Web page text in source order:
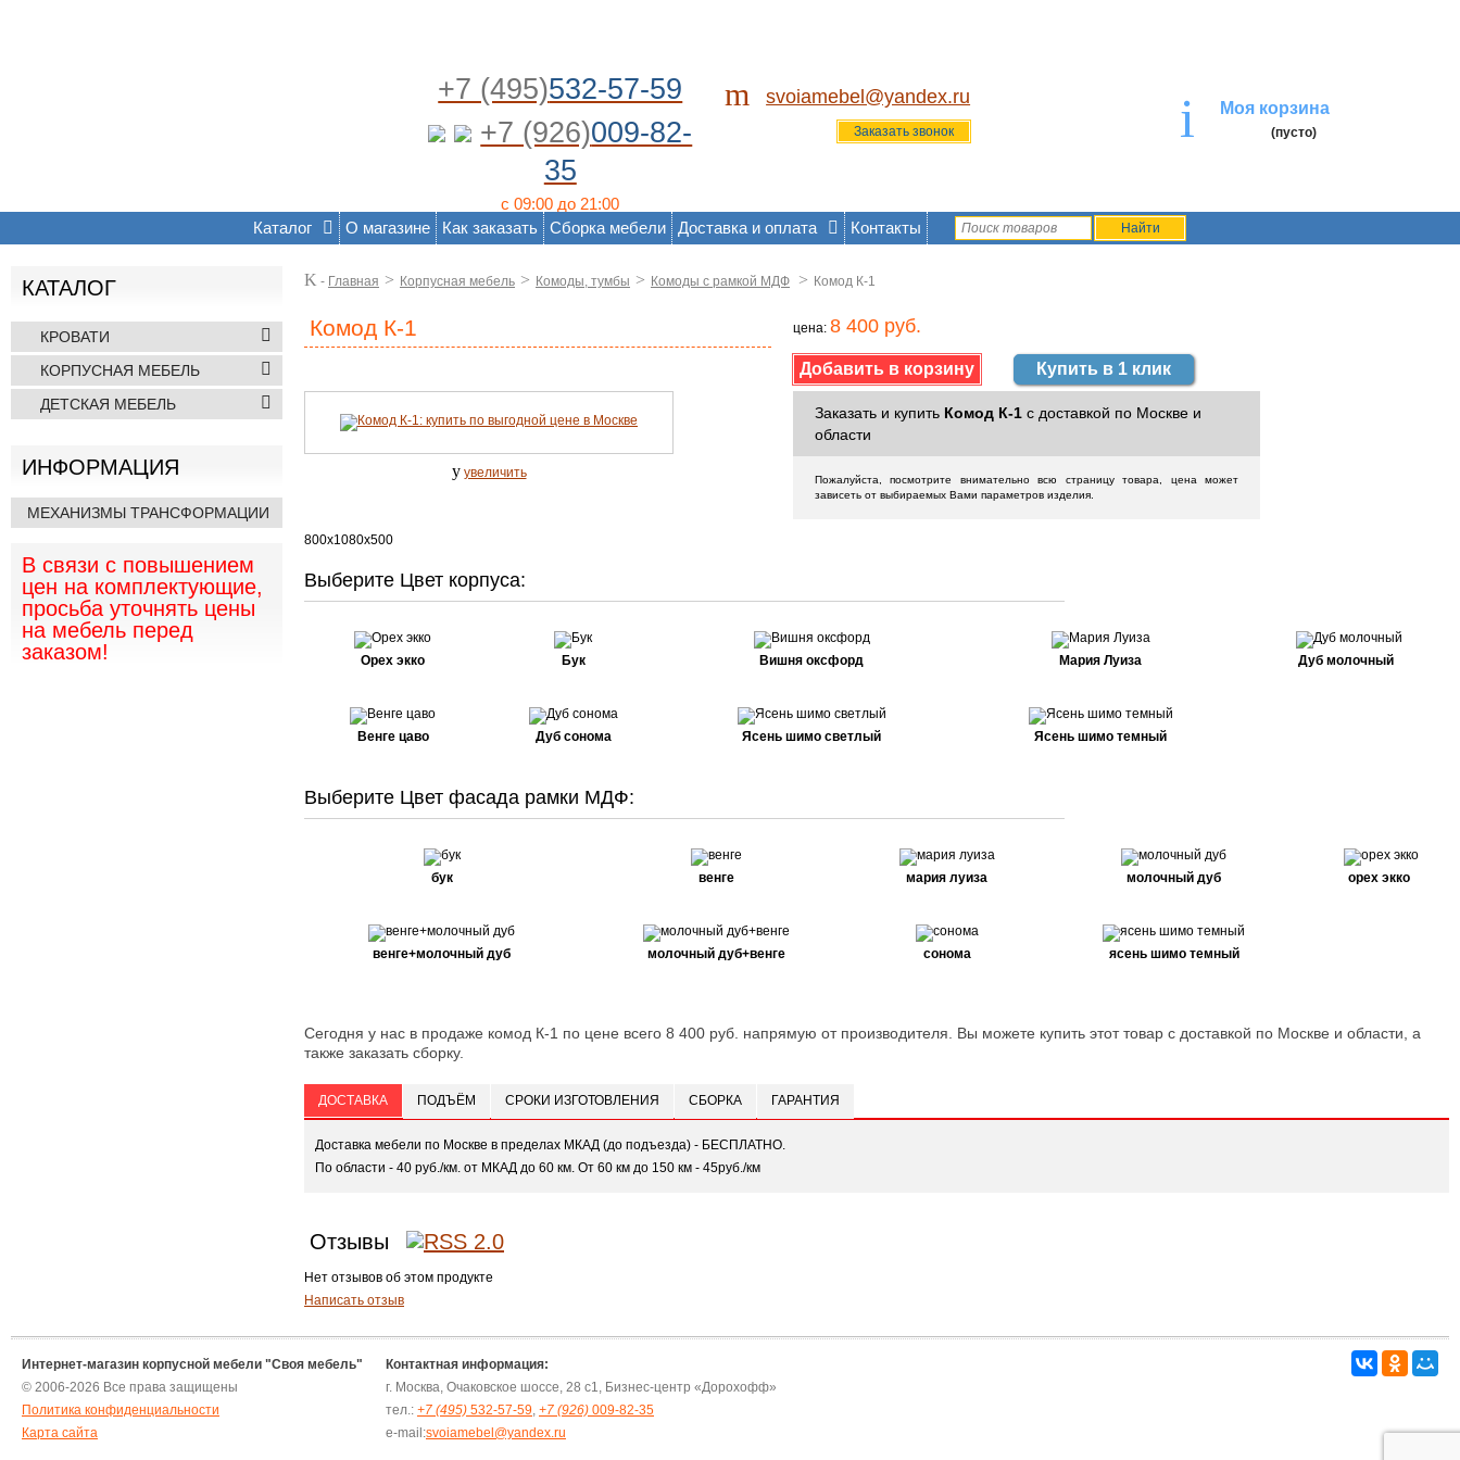
+7 (495)532-57-59
+7 (926)009-82-
35
с 09:00 до 21:00
m svoiamebel@yandex.ru
Заказать звонок i Моя корзина
(пусто)
Каталог О магазине Как заказать Сборка мебели Доставка и оплата Контакты
КАТАЛОГ
КРОВАТИ
КОРПУСНАЯ МЕБЕЛЬ
ДЕТСКАЯ МЕБЕЛЬ
ИНФОРМАЦИЯ
МЕХАНИЗМЫ ТРАНСФОРМАЦИИ
В связи с повышением
цен на комплектующие,
просьба уточнять цены
на мебель перед
заказом!
K - Главная > Корпусная мебель > Комоды, тумбы > Комоды с рамкой МДФ > Комод К-1
Комод К-1 цена: 8 400 руб.
Купить в 1 клик
y увеличить
Заказать и купить Комод К-1 с доставкой по Москве и
области
Пожалуйста, посмотрите внимательно всю страницу товара, цена может
зависеть от выбираемых Вами параметров изделия.
800х1080х500
Выберите Цвет корпуса:
Орех экко Бук Вишня оксфорд Мария Луиза Дуб молочный
Венге цаво Дуб сонома Ясень шимо светлый Ясень шимо темный
Выберите Цвет фасада рамки МДФ:
бук венге мария луиза молочный дуб орех экко
венге+молочный дуб молочный дуб+венге сонома ясень шимо темный
Сегодня у нас в продаже комод К-1 по цене всего 8 400 руб. напрямую от производителя. Вы можете купить этот товар с доставкой по Москве и области, а
также заказать сборку.
ДОСТАВКА ПОДЪЁМ СРОКИ ИЗГОТОВЛЕНИЯ СБОРКА ГАРАНТИЯ
Доставка мебели по Москве в пределах МКАД (до подъезда) - БЕСПЛАТНО.
По области - 40 руб./км. от МКАД до 60 км. От 60 км до 150 км - 45руб./км
Отзывы
Нет отзывов об этом продукте
Написать отзыв
Интернет-магазин корпусной мебели "Своя мебель"
© 2006-2026 Все права защищены
Политика конфиденциальности
Карта сайта
Контактная информация:
г. Москва, Очаковское шоссе, 28 с1, Бизнес-центр «Дорохофф»
тел.: +7 (495) 532-57-59, +7 (926) 009-82-35
e-mail:svoiamebel@yandex.ru